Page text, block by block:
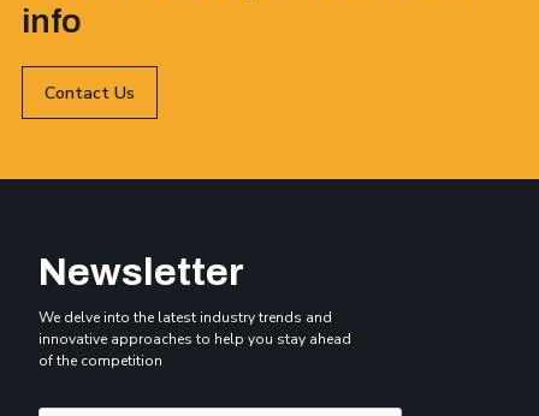
info
Contact Us
Newsletter
We delve into the latest industry trends and
innovative approaches to help you stay ahead
of the competition